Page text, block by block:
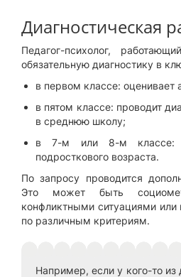
Диагностическая
Педагог-психолог,
обязательную диагностику в
в первом классе: оценивает
в пятом классе: проводит
в среднюю школу;
в 7-м или 8-м классе:
подросткового возраста.
По запросу проводится
Это может быть
конфликтными ситуациями или
по различным критериям.
Например, если у кого-то